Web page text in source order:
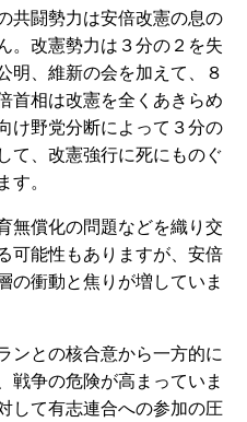
共闘勢力は安倍改憲の息の
。改憲勢力は３分の２を失
明、維新の会を加えて、８
首相は改憲を全くあきらめ
け野党分断によって３分の
て、改憲強行に死にものぐ
す。
無償化の問題などを織り交
可能性もありますが、安倍
の衝動と焦りが増していま
ンとの核合意から一方的に
戦争の危険が高まっていま
して有志連合への参加の圧